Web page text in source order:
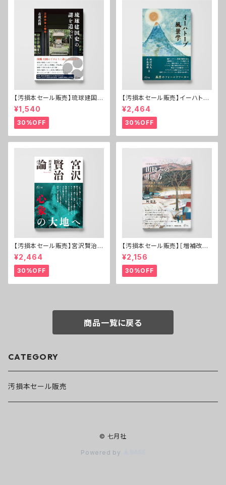
【汚損本セール販売】琉球建国史
の謎を追って──交易社会と倭
寇
¥1,540
30%OFF
【汚損本セール販売】イーハトー
ブ風景学──宮沢賢治の〈場
所〉
¥2,464
30%OFF
【汚損本セール販売】宮沢賢治論
心象の大地へ
¥2,464
30%OFF
【汚損本セール販売】［増補改訂
版］山棲みの生き方──木の実
食・焼畑・狩猟獣・レジリエンス
¥2,156
30%OFF
商品一覧に戻る
CATEGORY
汚損本セール販売
© 七月社
Powered by